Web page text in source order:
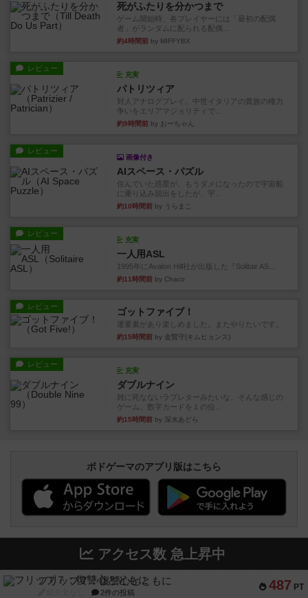
死がふたりを分かつまで
ゲーム開始時、各プレイヤーには「最初の配偶
者」がランダムに配られる配偶...
約4時間前 by MIFFYBX
レビュー
充実
パトリツィア
対人アナログプレイ。中世イタリアの貴族の権力
争いをエリアマジョリティで...
約9時間前 by おーちゃん
レビュー
画像付き
AIスペース・パズル
住んでいた惑星が、もうダメになったので宇宙船
に乗り込み脱出をしたが、宇...
約10時間前 by うらまこ
レビュー
充実
一人用ASL
1995年にAvalon Hill社が出版した『Solitair AS...
約11時間前 by Chaco
レビュー ゴットファイブ！
運要素があり楽しめました。またやりたいです。
約15時間前 by 金賢守(キムヒョンス)
レビュー
充実
ダブルナイン
雑に死なないラブレターみたいな、そんな感じの
ゲーム。数字カードを１の位...
約15時間前 by 深水あどら
ボドゲーマのアプリ版はこちら
アクセス数 急上昇中
487 PT
フリップ７：復讐心とともに
2件の投稿